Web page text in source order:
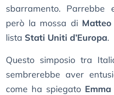
sbarramento. Parrebbe
però la mossa di
lista Stati Uniti d’Europa.
Questo simposio tra
sembrerebbe aver
come ha spiegato